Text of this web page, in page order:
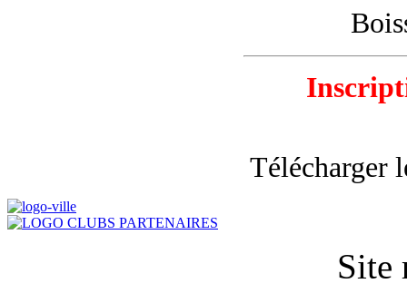
Télécharger
Site